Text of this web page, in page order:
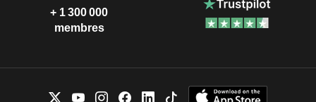
+ 1 300 000
membres